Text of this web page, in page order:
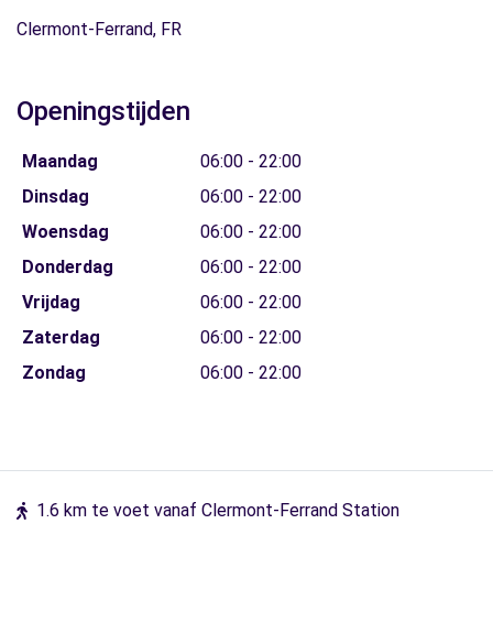
Clermont-Ferrand, FR
Openingstijden
Maandag
06:00 - 22:00
Dinsdag
06:00 - 22:00
Woensdag
06:00 - 22:00
Donderdag
06:00 - 22:00
Vrijdag
06:00 - 22:00
Zaterdag
06:00 - 22:00
Zondag
06:00 - 22:00
1.6 km te voet vanaf Clermont-Ferrand Station